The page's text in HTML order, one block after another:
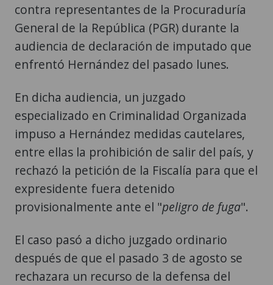
contra representantes de la Procuraduría
General de la República (PGR) durante la
audiencia de declaración de imputado que
enfrentó Hernández del pasado lunes.
En dicha audiencia, un juzgado
especializado en Criminalidad Organizada
impuso a Hernández medidas cautelares,
entre ellas la prohibición de salir del país, y
rechazó la petición de la Fiscalía para que el
expresidente fuera detenido
provisionalmente ante el "peligro de fuga".
El caso pasó a dicho juzgado ordinario
después de que el pasado 3 de agosto se
rechazara un recurso de la defensa del